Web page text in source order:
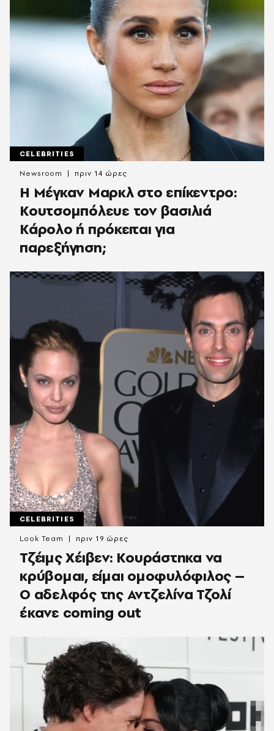
CELEBRITIES
Η Μέγκαν Μαρκλ στο επίκεντρο:
Κουτσομπόλευε τον βασιλιά
Κάρολο ή πρόκειται για
παρεξήγηση;
Newsroom πριν 14 ώρες
CELEBRITIES
Τζέιμς Χέιβεν: Κουράστηκα να
κρύβομαι, είμαι ομοφυλόφιλος –
Ο αδελφός της Αντζελίνα Τζολί
έκανε coming out
Look Team πριν 19 ώρες